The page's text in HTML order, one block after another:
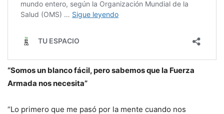
“Somos un blanco fácil, pero sabemos que la Fuerza
Armada nos necesita”
“Lo primero que me pasó por la mente cuando nos